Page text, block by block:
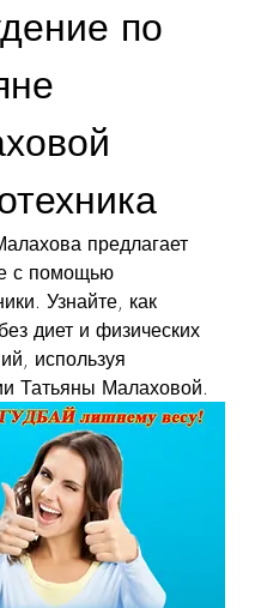
по
предлагает
с помощью
Узнайте, как
диет и физических
используя
Татьяны Малаховой.